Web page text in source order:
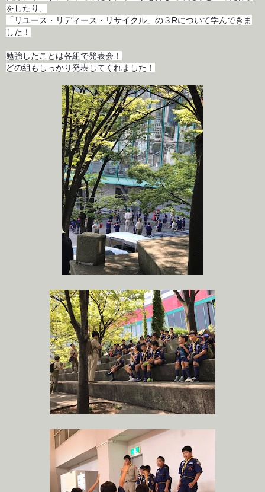
をしたり、
「リユース・リディース・リサイクル」の３Rについて学んできま
した！
勉強したことは各組で発表会！
どの組もしっかり発表してくれました！